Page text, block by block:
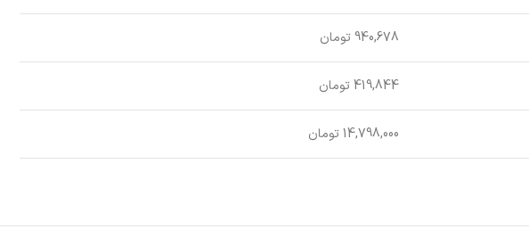
940,678 تومان
419,844 تومان
14,798,000 تومان